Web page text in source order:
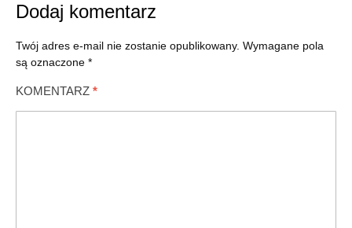
Dodaj komentarz
Twój adres e-mail nie zostanie opublikowany. Wymagane pola
są oznaczone *
KOMENTARZ *